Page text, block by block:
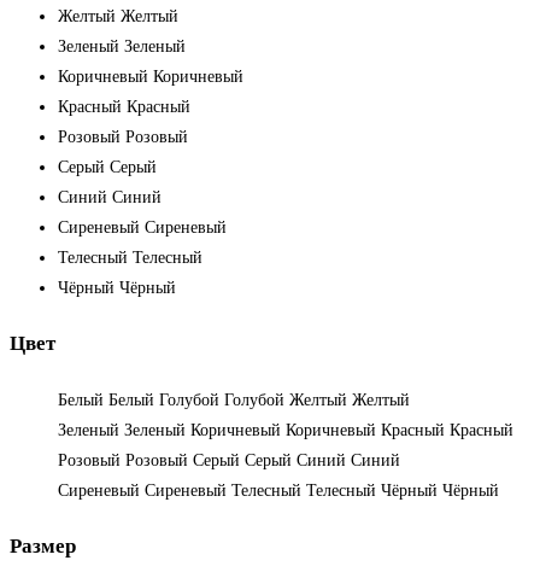
Желтый Желтый
Зеленый Зеленый
Коричневый Коричневый
Красный Красный
Розовый Розовый
Серый Серый
Синий Синий
Сиреневый Сиреневый
Телесный Телесный
Чёрный Чёрный
Цвет
Белый Белый Голубой Голубой Желтый Желтый
Зеленый Зеленый Коричневый Коричневый Красный Красный
Розовый Розовый Серый Серый Синий Синий
Сиреневый Сиреневый Телесный Телесный Чёрный Чёрный
Размер